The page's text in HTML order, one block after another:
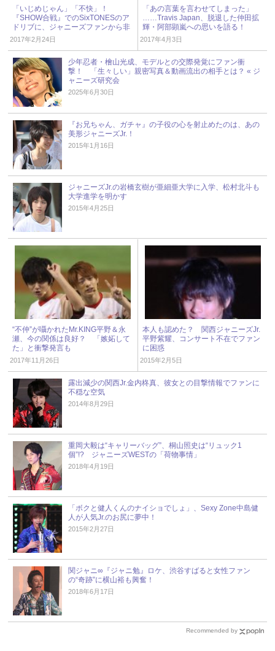
「いじめじゃん」「不快」！
『SHOW合戦』でのSixTONESのア
ドリブに、ジャニーズファンから非
難殺到
2017年2月24日
「あの言葉を言わせてしまった」
……Travis Japan、脱退した仲田拡
輝・阿部顕嵐への思いを語る！
2017年4月3日
少年忍者・檜山光成、モデルとの交際発覚にファン衝
撃！ 「生々しい」親密写真＆動画流出の相手とは？ « ジ
ャニーズ研究会
2025年6月30日
『お兄ちゃん、ガチャ』の子役の心を射止めたのは、あの
美形ジャニーズJr.！
2015年1月16日
ジャニーズJr.の岩橋玄樹が亜細亜大学に入学、松村北斗も
大学進学を明かす
2015年4月25日
“不仲”が囁かれたMr.KING平野＆永
瀬、今の関係は良好？ 「嫉妬して
た」と衝撃発言も
2017年11月26日
本人も認めた？ 関西ジャニーズJr.
平野紫耀、コンサート不在でファン
に困惑
2015年2月5日
露出減少の関西Jr.金内柊真、彼女との目撃情報でファンに
不穏な空気
2014年8月29日
重岡大毅は“キャリーバッグ”、桐山照史は“リュック1
個”!? ジャニーズWESTの「荷物事情」
2018年4月19日
「ボクと健人くんのナイショでしょ」、Sexy Zone中島健
人が人気Jr.のお尻に夢中！
2015年2月27日
関ジャニ∞『ジャニ勉』ロケ、渋谷すばると女性ファン
の“奇跡”に横山裕も興奮！
2018年6月17日
Recommended by